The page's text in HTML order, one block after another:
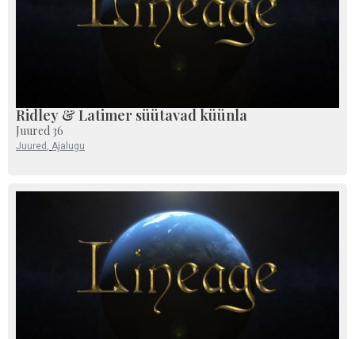
Ridley & Latimer süütavad küünla
Juured 36
Juured , Ajalugu